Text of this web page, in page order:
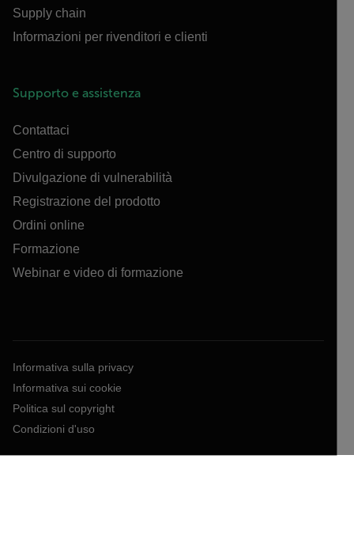
Supply chain
Informazioni per rivenditori e clienti
Supporto e assistenza
Contattaci
Centro di supporto
Divulgazione di vulnerabilità
Registrazione del prodotto
Ordini online
Formazione
Webinar e video di formazione
Informativa sulla privacy
Informativa sui cookie
Politica sul copyright
Condizioni d'uso